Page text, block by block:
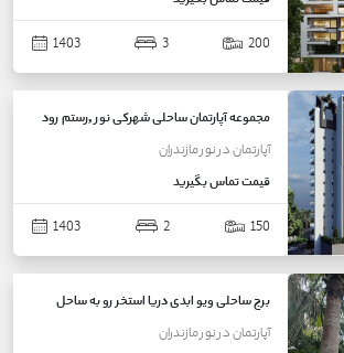
200
3
1403
مجموعه آپارتمان ساحلی شهرکی نور ,رستم رود
آپارتماندرنورمازندران
قیمتتماس بگیرید
150
2
1403
برج ساحلی ویو ابدی دریا استخر رو به ساحل
آپارتماندرنورمازندران